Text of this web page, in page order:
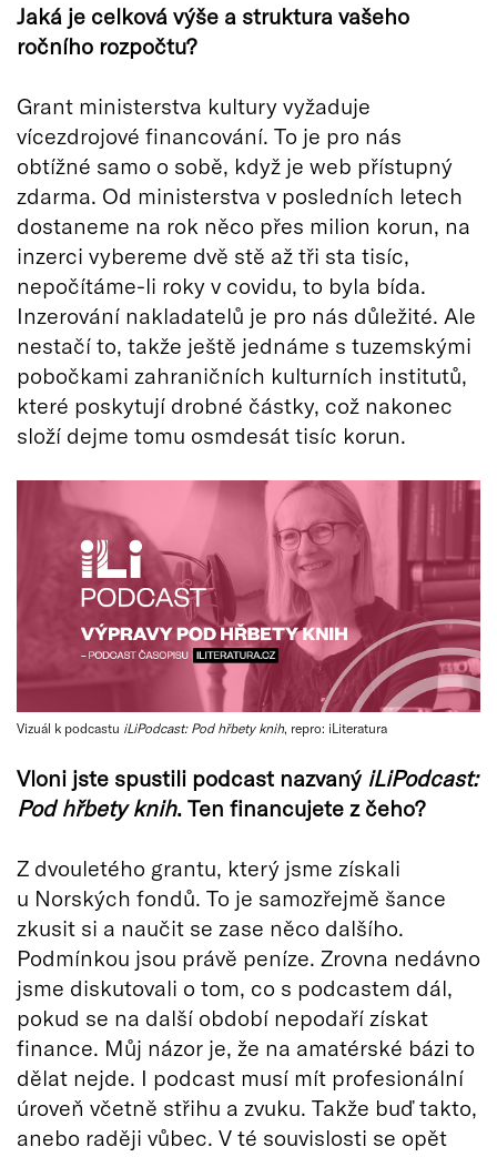
Jaká je celková výše a struktura vašeho
ročního rozpočtu?
Grant ministerstva kultury vyžaduje
vícezdrojové financování. To je pro nás
obtížné samo o sobě, když je web přístupný
zdarma. Od ministerstva v posledních letech
dostaneme na rok něco přes milion korun, na
inzerci vybereme dvě stě až tři sta tisíc,
nepočítáme-li roky v covidu, to byla bída.
Inzerování nakladatelů je pro nás důležité. Ale
nestačí to, takže ještě jednáme s tuzemskými
pobočkami zahraničních kulturních institutů,
které poskytují drobné částky, což nakonec
složí dejme tomu osmdesát tisíc korun.
Vizuál k podcastu iLiPodcast: Pod hřbety knih, repro: iLiteratura
Vloni jste spustili podcast nazvaný iLiPodcast:
Pod hřbety knih. Ten financujete z čeho?
Z dvouletého grantu, který jsme získali
u Norských fondů. To je samozřejmě šance
zkusit si a naučit se zase něco dalšího.
Podmínkou jsou právě peníze. Zrovna nedávno
jsme diskutovali o tom, co s podcastem dál,
pokud se na další období nepodaří získat
finance. Můj názor je, že na amatérské bázi to
dělat nejde. I podcast musí mít profesionální
úroveň včetně střihu a zvuku. Takže buď takto,
anebo raději vůbec. V té souvislosti se opět